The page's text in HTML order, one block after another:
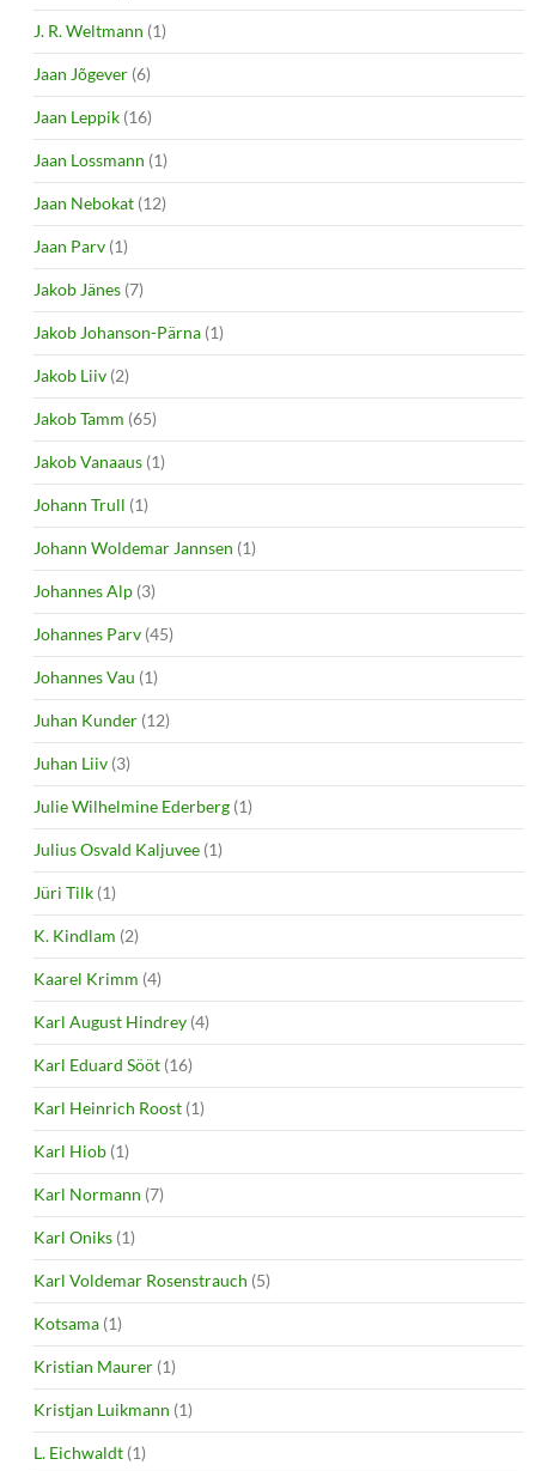
J. R. Weltmann (1)
Jaan Jõgever (6)
Jaan Leppik (16)
Jaan Lossmann (1)
Jaan Nebokat (12)
Jaan Parv (1)
Jakob Jänes (7)
Jakob Johanson-Pärna (1)
Jakob Liiv (2)
Jakob Tamm (65)
Jakob Vanaaus (1)
Johann Trull (1)
Johann Woldemar Jannsen (1)
Johannes Alp (3)
Johannes Parv (45)
Johannes Vau (1)
Juhan Kunder (12)
Juhan Liiv (3)
Julie Wilhelmine Ederberg (1)
Julius Osvald Kaljuvee (1)
Jüri Tilk (1)
K. Kindlam (2)
Kaarel Krimm (4)
Karl August Hindrey (4)
Karl Eduard Sööt (16)
Karl Heinrich Roost (1)
Karl Hiob (1)
Karl Normann (7)
Karl Oniks (1)
Karl Voldemar Rosenstrauch (5)
Kotsama (1)
Kristian Maurer (1)
Kristjan Luikmann (1)
L. Eichwaldt (1)